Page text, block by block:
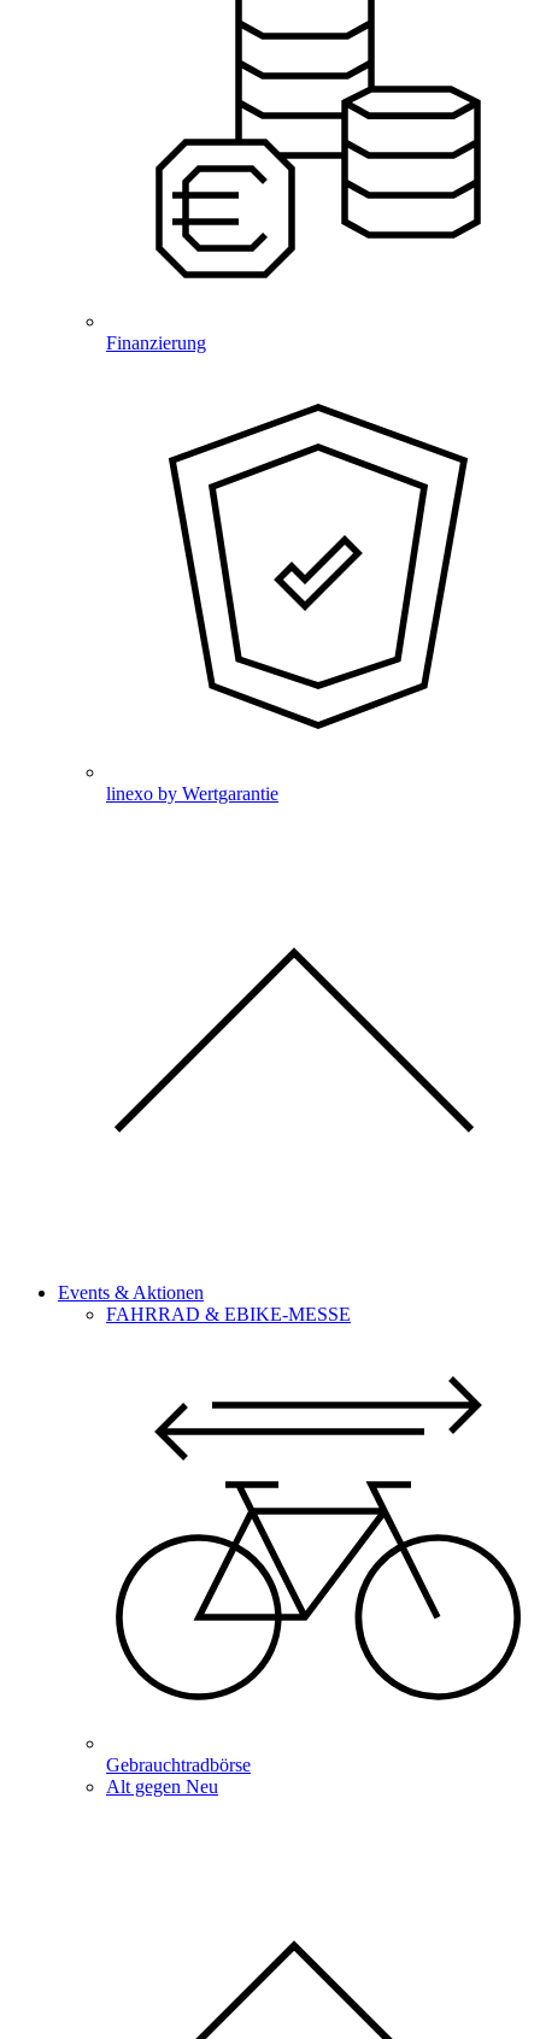
Finanzierung
linexo by Wertgarantie
Events & Aktionen
FAHRRAD & EBIKE-MESSE
Gebrauchtradbörse
Alt gegen Neu